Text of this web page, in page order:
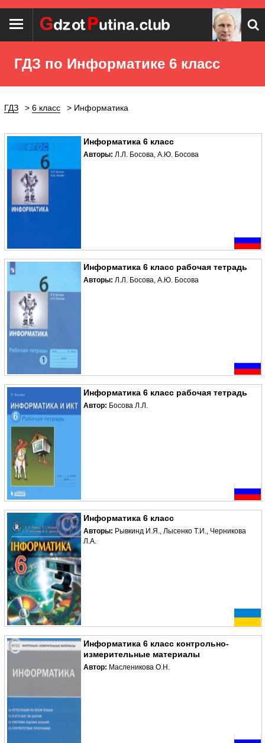
ГДЗ по Информатике 6 класс
ГДЗ 6 класс Информатика
Информатика 6 класс
Авторы: Л.Л. Босова, А.Ю. Босова
Информатика 6 класс рабочая тетрадь
Авторы: Л.Л. Босова, А.Ю. Босова
Информатика 6 класс рабочая тетрадь
Автор: Босова Л.Л.
Информатика 6 класс
Авторы: Рывкинд И.Я., Лысенко Т.И., Черникова
Л.А.
Информатика 6 класс контрольно-
измерительные материалы
Автор: Масленикова О.Н.